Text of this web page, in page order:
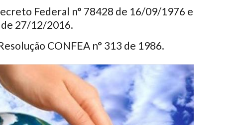
Federal n° 78428 de 16/09/1976 e
de 27/12/2016.
CONFEA n° 313 de 1986.